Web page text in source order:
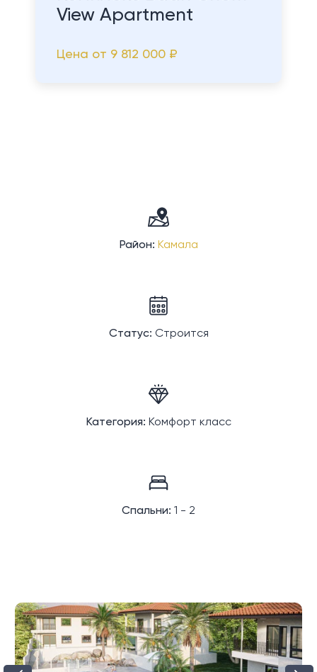
View Apartment
Цена от 9 812 000 ₽
Район: Камала
Статус: Строится
Категория: Комфорт класс
Спальни: 1 - 2